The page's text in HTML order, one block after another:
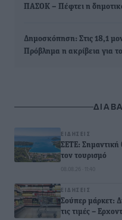
ΠΑΣΟΚ – Πέφτει η
Δημοσκόπηση: Στις 18,1
Πρόβλημα η ακρίβεια για
ΕΙΔΉΣΕΙΣ
ΣΕΤΕ: Σημαντική
τον τουρισμό
08.08.26 · 11:40
ΕΙΔΉΣΕΙΣ
Σούπερ μάρκετ:
τις τιμές –